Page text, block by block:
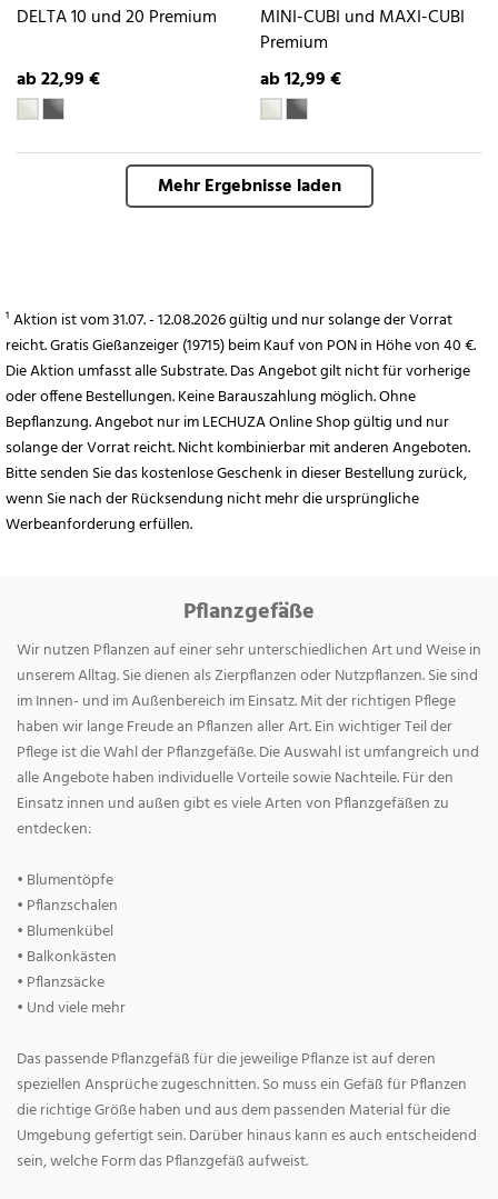
DELTA 10 und 20 Premium
ab 22,99 €
MINI-CUBI und MAXI-CUBI
Premium
ab 12,99 €
Mehr Ergebnisse laden
¹ Aktion ist vom 31.07. - 12.08.2026 gültig und nur solange der Vorrat
reicht. Gratis Gießanzeiger (19715) beim Kauf von PON in Höhe von 40 €.
Die Aktion umfasst alle Substrate. Das Angebot gilt nicht für vorherige
oder offene Bestellungen. Keine Barauszahlung möglich. Ohne
Bepflanzung. Angebot nur im LECHUZA Online Shop gültig und nur
solange der Vorrat reicht. Nicht kombinierbar mit anderen Angeboten.
Bitte senden Sie das kostenlose Geschenk in dieser Bestellung zurück,
wenn Sie nach der Rücksendung nicht mehr die ursprüngliche
Werbeanforderung erfüllen.
Pflanzgefäße
Wir nutzen Pflanzen auf einer sehr unterschiedlichen Art und Weise in
unserem Alltag. Sie dienen als Zierpflanzen oder Nutzpflanzen. Sie sind
im Innen- und im Außenbereich im Einsatz. Mit der richtigen Pflege
haben wir lange Freude an Pflanzen aller Art. Ein wichtiger Teil der
Pflege ist die Wahl der Pflanzgefäße. Die Auswahl ist umfangreich und
alle Angebote haben individuelle Vorteile sowie Nachteile. Für den
Einsatz innen und außen gibt es viele Arten von Pflanzgefäßen zu
entdecken:
• Blumentöpfe
• Pflanzschalen
• Blumenkübel
• Balkonkästen
• Pflanzsäcke
• Und viele mehr
Das passende Pflanzgefäß für die jeweilige Pflanze ist auf deren
speziellen Ansprüche zugeschnitten. So muss ein Gefäß für Pflanzen
die richtige Größe haben und aus dem passenden Material für die
Umgebung gefertigt sein. Darüber hinaus kann es auch entscheidend
sein, welche Form das Pflanzgefäß aufweist.